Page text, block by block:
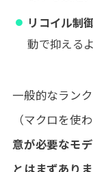
リコイル制
動で抑える
一般的なラン
（マクロを使
意が必要なモ